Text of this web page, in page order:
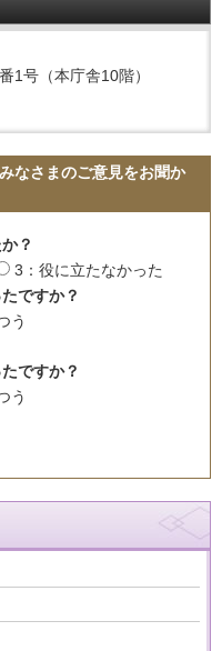
1号（本庁舎10階）
なさまのご意見をお聞か
？
3：役に立たなかった
ですか？
う
ですか？
う